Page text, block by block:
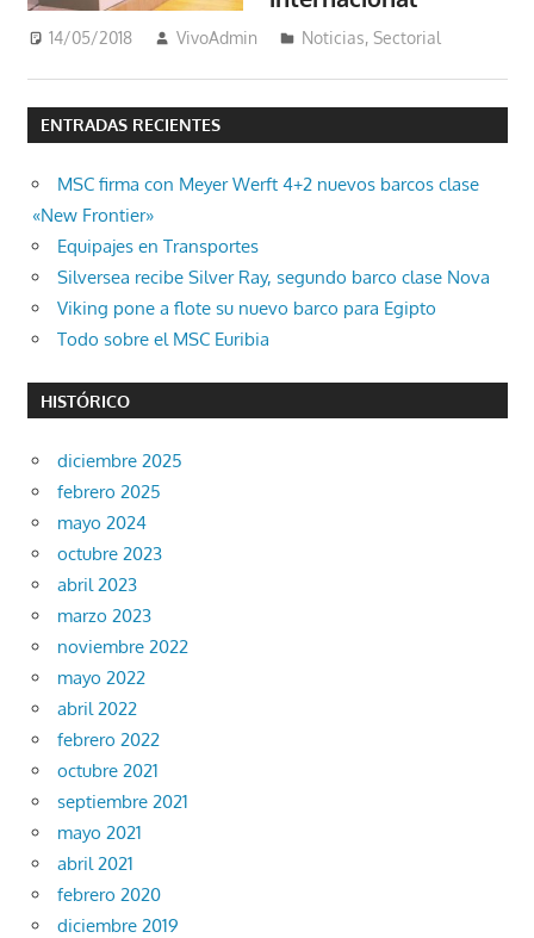
14/05/2018 VivoAdmin Noticias,Sectorial
ENTRADAS RECIENTES
MSC firma con Meyer Werft 4+2 nuevos barcos clase
«New Frontier»
Equipajes en Transportes
Silversea recibe Silver Ray, segundo barco clase Nova
Viking pone a flote su nuevo barco para Egipto
Todo sobre el MSC Euribia
HISTÓRICO
diciembre 2025
febrero 2025
mayo 2024
octubre 2023
abril 2023
marzo 2023
noviembre 2022
mayo 2022
abril 2022
febrero 2022
octubre 2021
septiembre 2021
mayo 2021
abril 2021
febrero 2020
diciembre 2019